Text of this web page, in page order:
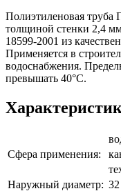
Полиэтиленовая
толщиной стенки 2,4
18599-2001 из
Применяется в
водоснабжения.
превышать 40°С.
Сфера применения:
Наружный диаметр: